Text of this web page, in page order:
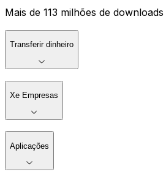
Mais de 113 milhões de
Transferir dinheiro
Xe Empresas
Aplicações